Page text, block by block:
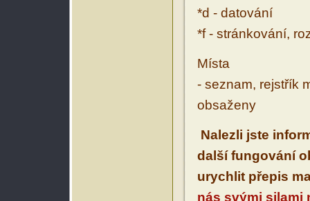
*d - datování
*f - stránkování,
Místa
- seznam, rejstřík
obsaženy
Nalezli jste
další fungování
urychlit přepis
nás svými silami